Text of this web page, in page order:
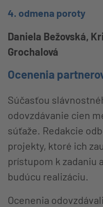
4. odmena poroty
Daniela Bežovská,
Grochalová
Ocenenia
Súčasťou
odovzdávanie cien
súťaže. Redakcie
projekty, ktoré ich
prístupom k zadaniu
budúcu realizáciu.
Ocenenia